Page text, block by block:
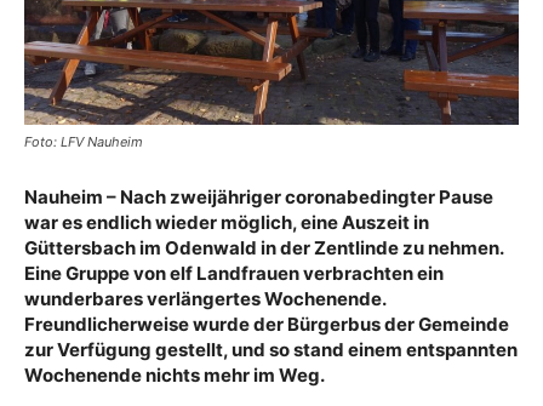
Foto: LFV Nauheim
Nauheim – Nach zweijähriger coronabedingter Pause
war es endlich wieder möglich, eine Auszeit in
Güttersbach im Odenwald in der Zentlinde zu nehmen.
Eine Gruppe von elf Landfrauen verbrachten ein
wunderbares verlängertes Wochenende.
Freundlicherweise wurde der Bürgerbus der Gemeinde
zur Verfügung gestellt, und so stand einem entspannten
Wochenende nichts mehr im Weg.